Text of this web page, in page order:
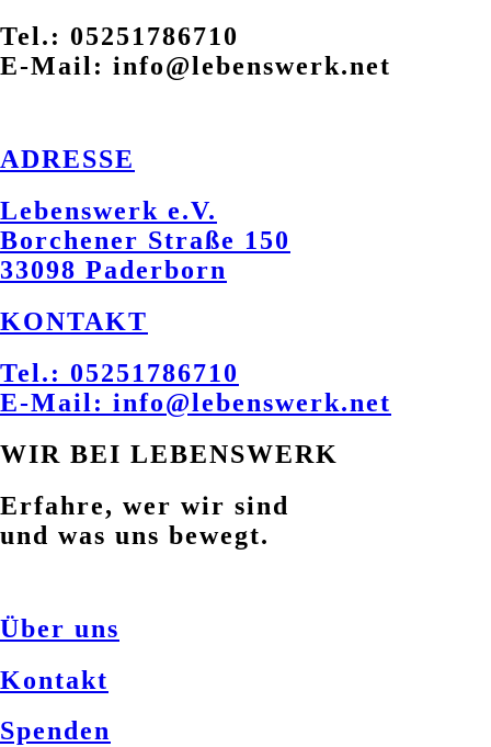
Tel.: 05251786710
E-Mail: info@lebenswerk.net
ADRESSE
Lebenswerk e.V.
Borchener Straße 150
33098 Paderborn
KONTAKT
Tel.: 05251786710
E-Mail: info@lebenswerk.net
WIR BEI LEBENSWERK
Erfahre, wer wir sind
und was uns bewegt.
Über uns
Kontakt
Spenden